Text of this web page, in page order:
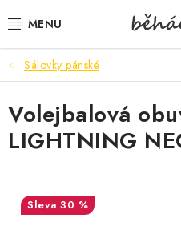
na
BOTY PÁNSKÉ
BOTY DÁMSKÉ
PÁNSKÉ OBLEČENÍ
DÁMSKÉ OBLEČENÍ
Sálovky pánské
Volejbalová
LIGHTNING
30 %